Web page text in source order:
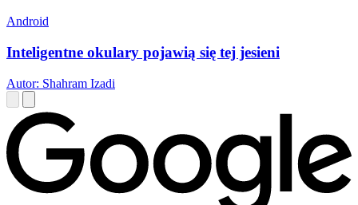
Android
Inteligentne okulary pojawią się tej jesieni
Autor: Shahram Izadi